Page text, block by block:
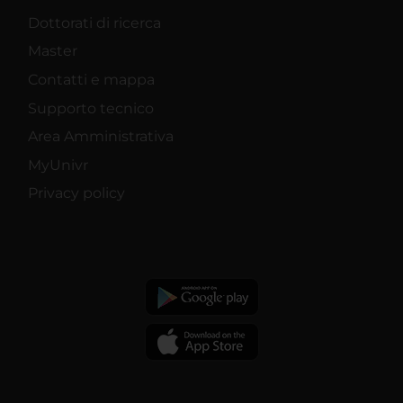
Dottorati di ricerca
Master
Contatti e mappa
Supporto tecnico
Area Amministrativa
MyUnivr
Privacy policy